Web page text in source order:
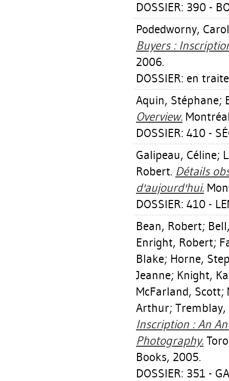
DOSSIER: 390 -
Podedworny, Carol
Buyers :
2006.
DOSSIER: en
Aquin, Stéphane;
Overview.
DOSSIER: 410 -
Galipeau, Céline;
Robert. Détails
d'aujourd'hui.
DOSSIER: 410 -
Bean, Robert;
Enright, Robert;
Blake; Horne,
Jeanne; Knight,
McFarland, Scott;
Arthur; Tremblay,
Inscription : An
Photography.
Books, 2005.
DOSSIER: 351 -